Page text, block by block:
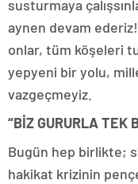
susturmaya
aynen devam
onlar, tüm köşeleri
yepyeni bir yolu,
vazgeçmeyiz.
“BİZ GURURLA TEK
Bugün hep birlikte;
hakikat krizinin